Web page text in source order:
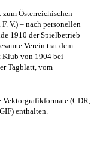
Österreichischen
V.) – nach personellen
1910 der Spielbetrieb
Verein trat dem
Klub von 1904 bei
Tagblatt, vom
(CDR,
enthalten.